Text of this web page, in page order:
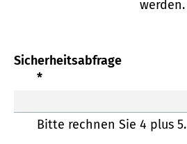
werden.
Sicherheitsabfrage
*
Bitte rechnen Sie 4 plus 5.